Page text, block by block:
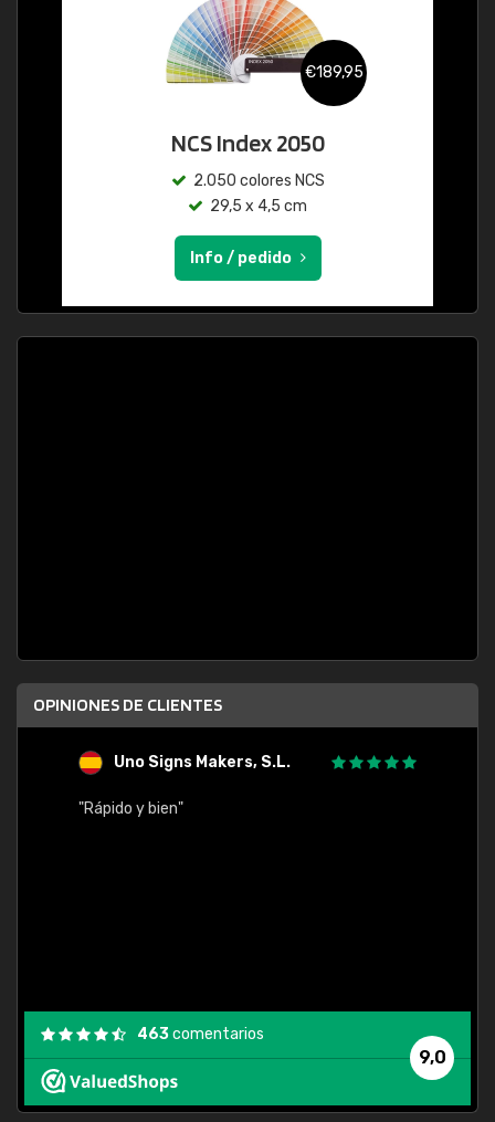
€189,95
NCS Index 2050
2.050 colores NCS
29,5 x 4,5 cm
Info / pedido
OPINIONES DE CLIENTES
Uno Signs Makers, S.L.
"Rápido y bien"
9,0
463comentarios